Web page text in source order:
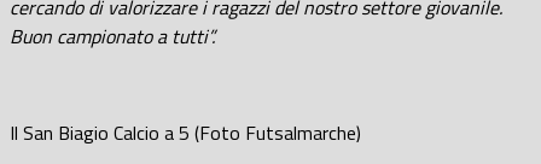
cercando di valorizzare i ragazzi del nostro settore giovanile.
Buon campionato a tutti”.
Il San Biagio Calcio a 5 (Foto Futsalmarche)